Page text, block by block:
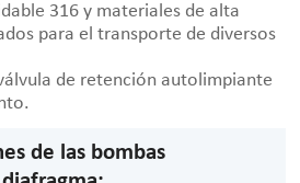
316 y materiales de alta
para el transporte de diversos
de retención autolimpiante
de las bombas